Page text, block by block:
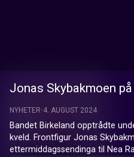
Jonas Skybakmoen
NYHETER 4. AUGUST 2024
Bandet Birkeland opptrådte
kveld. Frontfigur Jonas
ettermiddagssendinga til Nea